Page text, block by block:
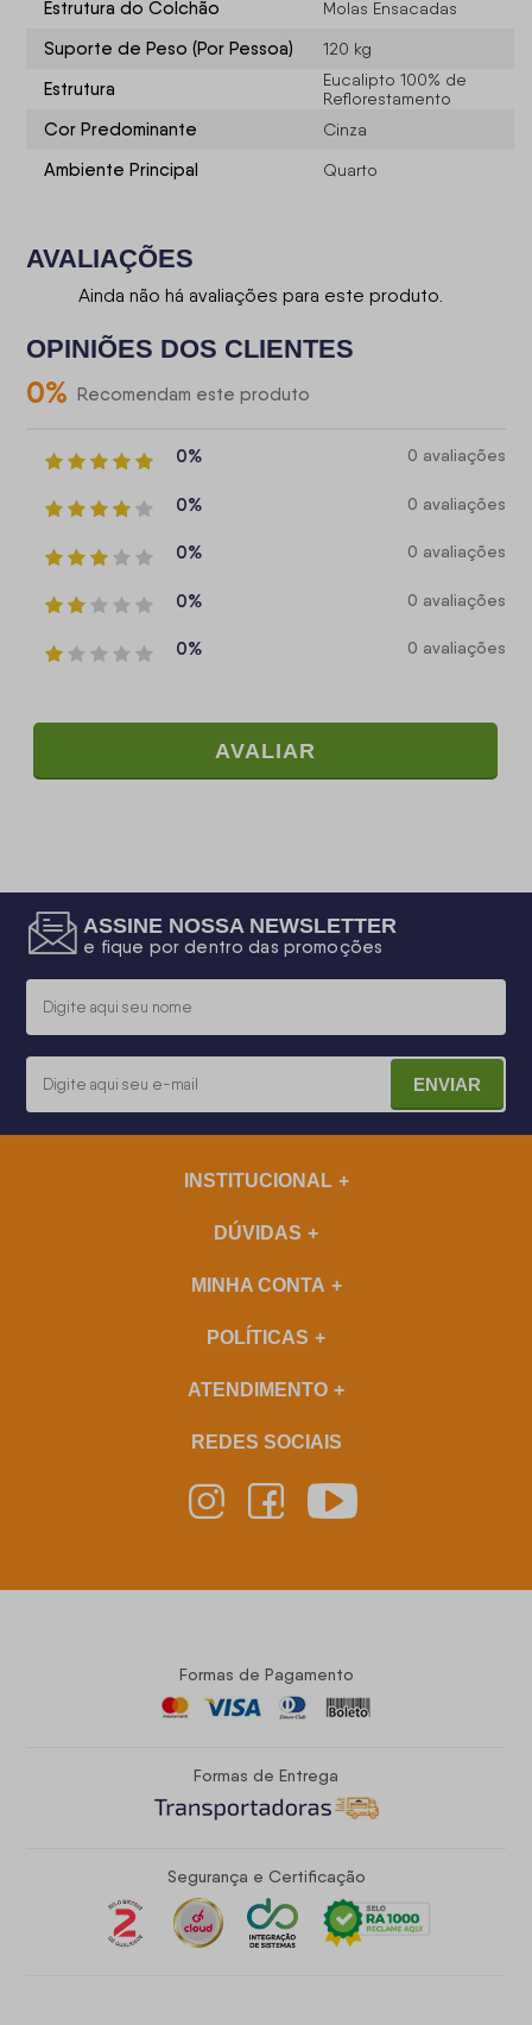
Estrutura do Colchão Molas Ensacadas
Suporte de Peso (Por Pessoa) 120 kg
Estrutura
Eucalipto 100% de
Reflorestamento
Cor Predominante Cinza
Ambiente Principal Quarto
AVALIAÇÕES
Ainda não há avaliações para este produto.
OPINIÕES DOS CLIENTES
0% Recomendam este produto
0% 0 avaliações
0% 0 avaliações
0% 0 avaliações
0% 0 avaliações
0% 0 avaliações
AVALIAR
ASSINE NOSSA NEWSLETTER
e fique por dentro das promoções
ENVIAR
INSTITUCIONAL
DÚVIDAS
MINHA CONTA
POLÍTICAS
ATENDIMENTO
REDES SOCIAIS
Formas de Pagamento
Formas de Entrega
Segurança e Certificação